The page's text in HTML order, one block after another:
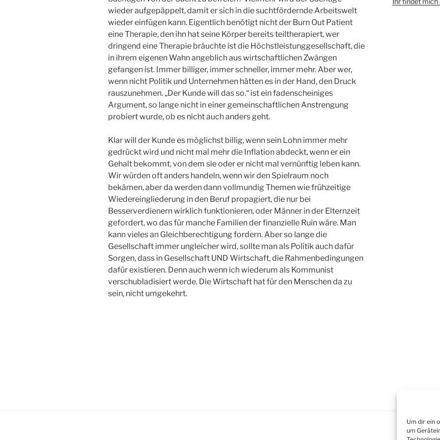
Um dir ein
um
wieder aufgepäppelt, damit er sich in die suchtfördernde Arbeitswelt
wieder einfügen kann. Eigentlich benötigt nicht der Burn Out Patient
eine Therapie, den ihn hat seine Körper bereits teiltherapiert, wer
dringend eine Therapie bräuchte ist die Höchstleistunggesellschaft, die
in ihrem eigenen Wahn angeblich aus wirtschaftlichen Zwängen
gefangen ist. Immer billiger, immer schneller, immer mehr. Aber wer,
wenn nicht Politik und Unternehmen hätten es in der Hand, den Druck
rauszunehmen. „Der Kunde will das so.“ ist ein fadenscheiniges
Argument, so lange nicht in einer gemeinschaftlichen Anstrengung
probiert wurde, ob es nicht auch anders geht.
Klar will der Kunde es möglichst billig, wenn sein Lohn immer mehr
gedrückt wird und nicht mal mehr die Inflation abdeckt, wenn er ein
Gehalt bekommt, von dem sie oder er nicht mal vernünftig leben kann.
Wir würden oft anders handeln, wenn wir den Spielraum noch
bekämen, aber da werden dann vollmundig Themen wie frühzeitige
Wiedereingliederung in den Beruf propagiert, die nur bei
Besserverdienern wirklich funktionieren, oder Männer in der Elternzeit
gefordert, wo das für manche Familien der finanzielle Ruin wäre. Man
kann vieles an Gleichberechtigung fordern. Aber so lange die
Gesellschaft immer ungleicher wird, sollte man als Politik auch dafür
Sorgen, dass in Gesellschaft UND Wirtschaft, die Rahmenbedingungen
dafür existieren. Denn auch wenn ich wiederum als Kommunist
verschubladisiert werde. Die Wirtschaft hat für den Menschen da zu
sein, nicht umgekehrt.